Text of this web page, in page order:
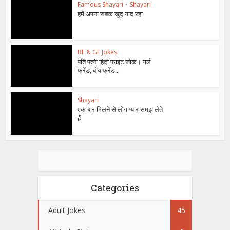
Famous Shayari • Shayari
हमें अपना सबक खुद याद रहा
BF & GF Jokes
पति पत्नी हिंदी फाइट जोक। गर्ल
फ्रेंड, बॉय फ्रेंड...
Shayari
एक बार मिलने से लोग प्यार समझ लेते
हैं
Categories
Adult Jokes 45